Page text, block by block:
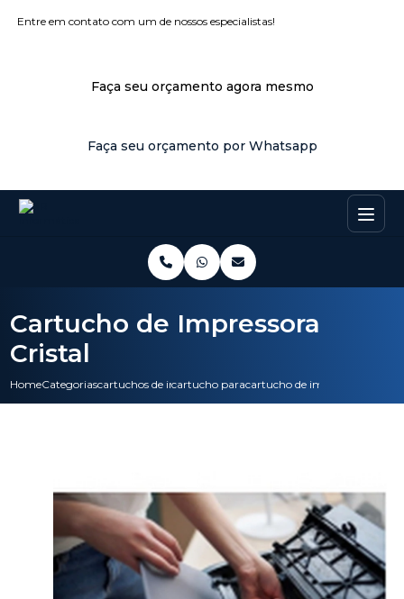
Entre em contato com um de nossos especialistas!
Faça seu orçamento agora mesmo
Faça seu orçamento por Whatsapp
HomeCategoriascartuchos de impressoracartucho para impressora hpcartucho de impressora cristal
Cartucho de Impressora
Cristal